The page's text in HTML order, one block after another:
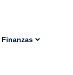
Finanzas